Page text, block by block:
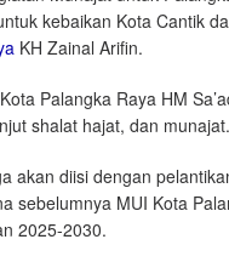
kebaikan Kota Cantik
KH Zainal Arifin.
Palangka Raya HM
shalat hajat, dan munajat.
akan diisi dengan
sebelumnya MUI Kota
2025-2030.